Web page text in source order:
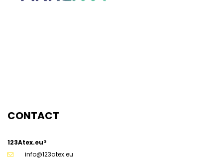
CONTACT
123Atex.eu®
info@123atex.eu